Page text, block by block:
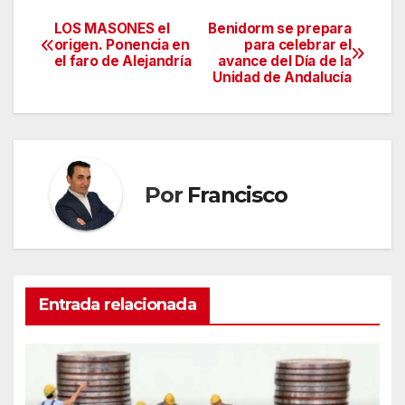
Navegación
de
entradas
Benidorm se prepara
para celebrar el
avance del Día de la
Unidad de Andalucía
LOS MASONES el
origen. Ponencia en
el faro de Alejandría
Por Francisco
Entrada relacionada